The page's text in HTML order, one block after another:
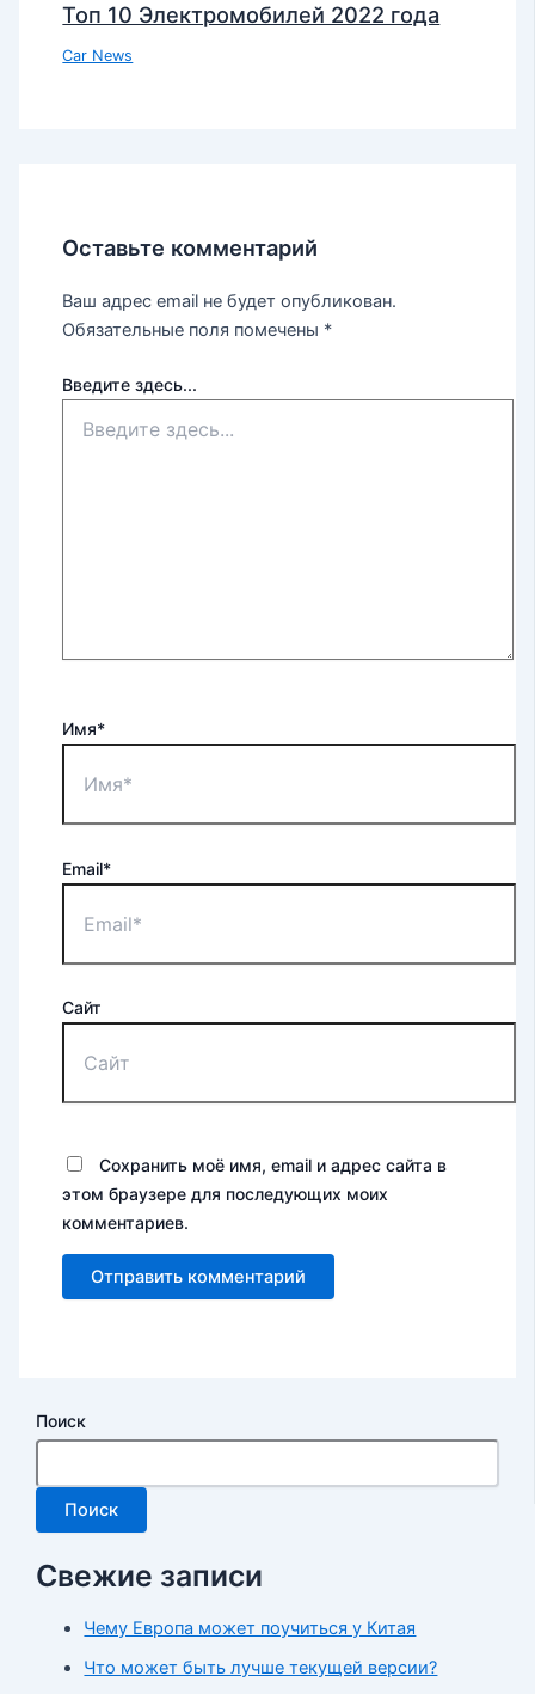
Топ 10 Электромобилей 2022 года
Car News
Оставьте комментарий
Ваш адрес email не будет опубликован.
Обязательные поля помечены *
Введите здесь...
Имя*
Email*
Сайт
Сохранить моё имя, email и адрес сайта в
этом браузере для последующих моих
комментариев.
Поиск
Поиск
Свежие записи
Чему Европа может поучиться у Китая
Что может быть лучше текущей версии?